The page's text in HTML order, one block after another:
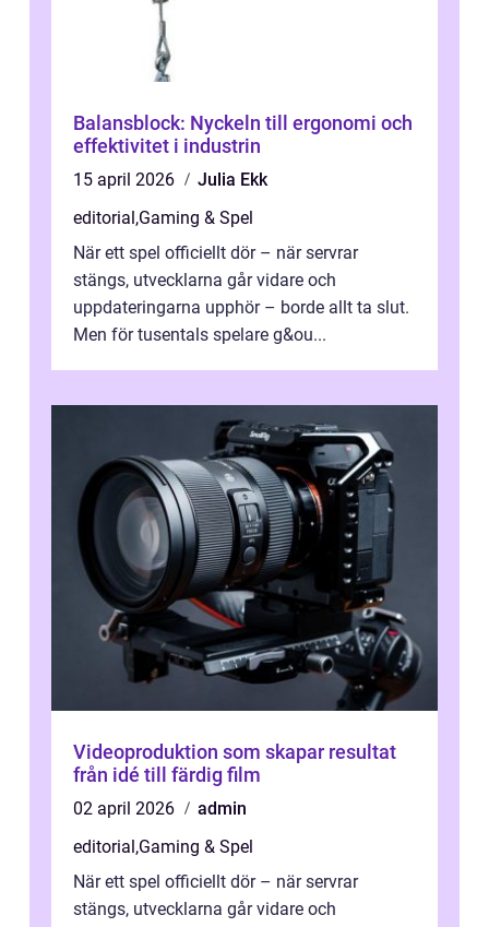
Balansblock: Nyckeln till ergonomi och
effektivitet i industrin
15 april 2026
Julia Ekk
editorial,Gaming & Spel
När ett spel officiellt dör – när servrar
stängs, utvecklarna går vidare och
uppdateringarna upphör – borde allt ta slut.
Men för tusentals spelare g&ou...
Videoproduktion som skapar resultat
från idé till färdig film
02 april 2026
admin
editorial,Gaming & Spel
När ett spel officiellt dör – när servrar
stängs, utvecklarna går vidare och